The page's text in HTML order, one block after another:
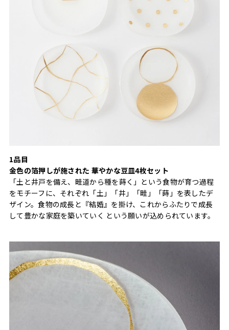
1品目
金色の箔押しが施された 華やかな豆皿4枚セット
「土と井戸を備え、畦道から種を蒔く」という食物が育つ過程
をモチーフに、それぞれ「土」「井」「畦」「蒔」を表したデ
ザイン。食物の成長と『結婚』を掛け、これからふたりで成長
して豊かな家庭を築いていく という願いが込められています。